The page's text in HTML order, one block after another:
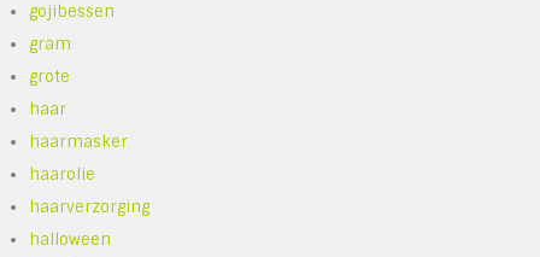
gojibessen
gram
grote
haar
haarmasker
haarolie
haarverzorging
halloween